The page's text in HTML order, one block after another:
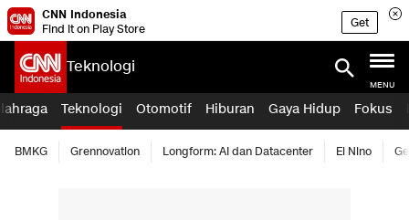
CNN Indonesia
Find it on Play Store
Get
Teknologi
MENU
Teknologi Otomotif Hiburan Gaya Hidup Fokus
BMKG Grennovation Longform: AI dan Datacenter El Nino